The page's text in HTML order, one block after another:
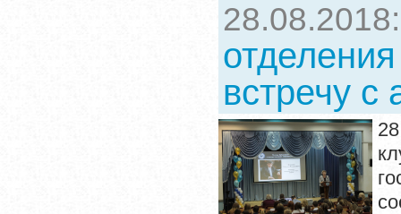
встречу